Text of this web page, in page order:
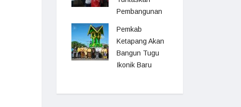
Pembangunan
Pemkab
Ketapang Akan
Bangun Tugu
Ikonik Baru